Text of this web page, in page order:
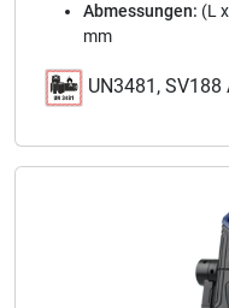
Abmessungen: (L
mm
UN3481, SV188